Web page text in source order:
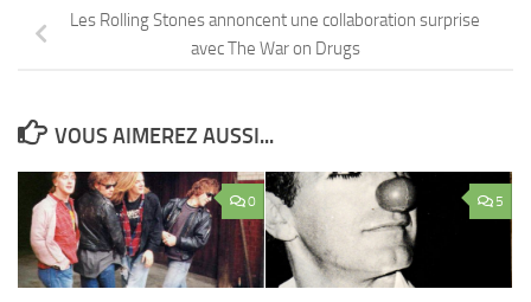
Les Rolling Stones annoncent une collaboration surprise
avec The War on Drugs
VOUS AIMEREZ AUSSI...
0 5